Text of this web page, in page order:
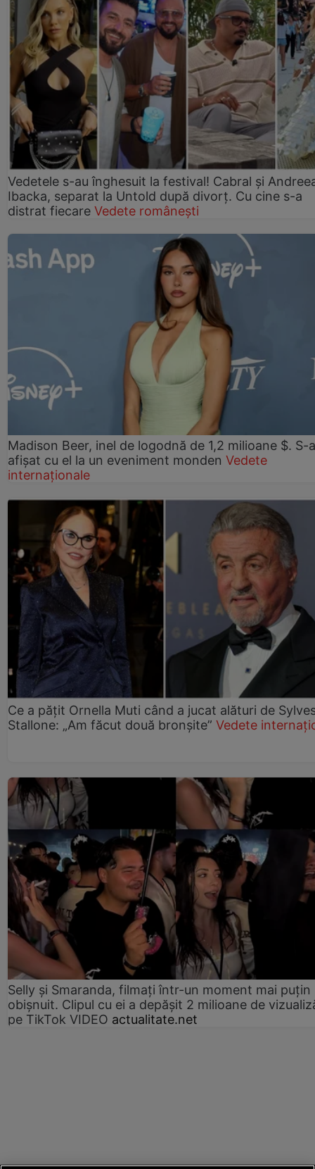
Vedetele s-au înghesuit la festival! Cabral și
Ibacka, separat la Untold după divorț. Cu cine s-a
distrat fiecare Vedete românești
Madison Beer, inel de logodnă de 1,2 milioane $. S-a
afișat cu el la un eveniment monden Vedete
internaționale
Ce a pățit Ornella Muti când a jucat alături de
Stallone: „Am făcut două bronșite” Vedete
Selly și Smaranda, filmați într-un moment mai puțin
obișnuit. Clipul cu ei a depășit 2 milioane de
pe TikTok VIDEO actualitate.net